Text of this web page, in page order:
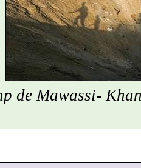
de Mawassi-